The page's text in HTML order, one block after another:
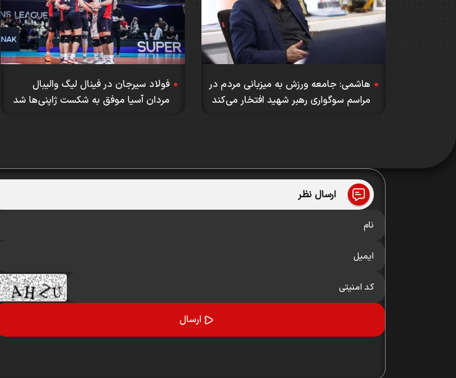
هاشمی: جامعه ورزش به میزبانی مردم در
مراسم سوگواری رهبر شهید افتخار می‌کند
فولاد سیرجان در فینال لیگ والیبال
مردان آسیا موفق به شکست ژاپنی‌ها شد
ارسال نظر